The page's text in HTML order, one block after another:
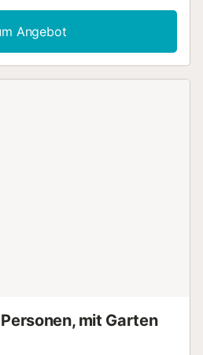
geeignet) mit einem
ein TV, eine
Dieses Ferienhaus
Terrasse und Zugang zu
Angebot
mit Garten